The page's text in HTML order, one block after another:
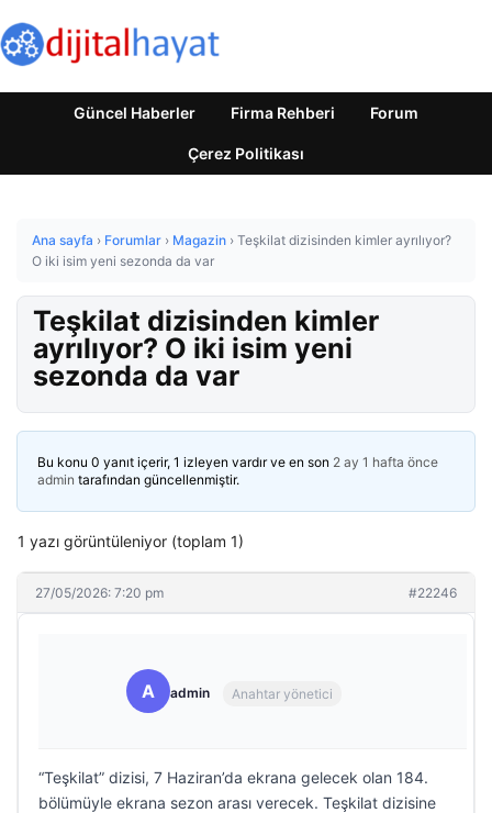
Güncel Haberler Firma Rehberi Forum
Çerez Politikası
Ana sayfa › Forumlar › Magazin › Teşkilat dizisinden kimler ayrılıyor?
O iki isim yeni sezonda da var
Teşkilat dizisinden kimler
ayrılıyor? O iki isim yeni
sezonda da var
Bu konu 0 yanıt içerir, 1 izleyen vardır ve en son 2 ay 1 hafta önce
admin tarafından güncellenmiştir.
1 yazı görüntüleniyor (toplam 1)
27/05/2026: 7:20 pm #22246
A admin Anahtar yönetici
“Teşkilat” dizisi, 7 Haziran’da ekrana gelecek olan 184.
bölümüyle ekrana sezon arası verecek. Teşkilat dizisine